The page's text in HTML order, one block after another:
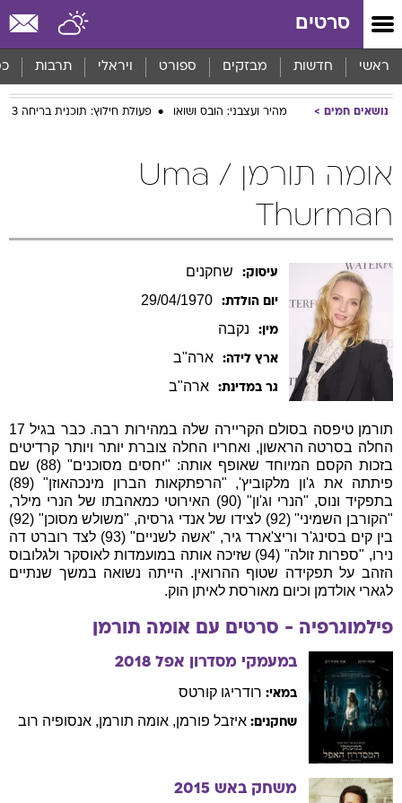
סרטים
ראשי חדשות מבזקים ספורט ויראלי תרבות
נושאים חמים מהיר ועצבני: הובס ושואו פעולת חילוץ: תוכנית בריחה 3
אומה תורמן / Uma
Thurman
עיסוק: שחקנים
יום הולדת: 29/04/1970
מין: נקבה
ארץ לידה: ארה"ב
גר במדינת: ארה"ב
תורמן טיפסה בסולם הקריירה שלה במהירות רבה. כבר בגיל 17
החלה בסרטה הראשון, ואחריו החלה צוברת יותר ויותר קרדיטים
בזכות הקסם המיוחד שאופף אותה: "יחסים מסוכנים" (88) שם
פיתתה את ג'ון מלקוביץ', "הרפתקאות הברון מינכהאוזן" (89)
בתפקיד ונוס, "הנרי וג'ון" (90) האירוטי כמאהבתו של הנרי מילר,
"הקורבן השמיני" (92) לצידו של אנדי גרסיה, "משולש מסוכן" (92)
בין קים בסינג'ר וריצ'ארד גיר, "אשה לשניים" (93) לצד רוברט דה
נירו, "ספרות זולה" (94) שזיכה אותה במועמדות לאוסקר ולגלובוס
הזהב על תפקידה שטוף ההרואין. הייתה נשואה במשך שנתיים
לגארי אולדמן וכיום מאורסת לאיתן הוק.
פילמוגרפיה - סרטים עם אומה תורמן
במעמקי מסדרון אפל 2018
במאי: רודריגו קורטס
שחקנים: איזבל פורמן, אומה תורמן, אנסופיה רוב
משחק באש 2015